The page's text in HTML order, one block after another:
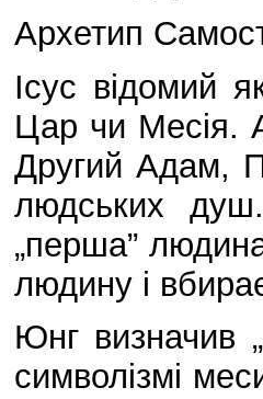
Архетип
Ісус відомий
Цар чи Месія.
Другий Адам,
людських
„перша”
людину і
Юнг визначив
символізмі